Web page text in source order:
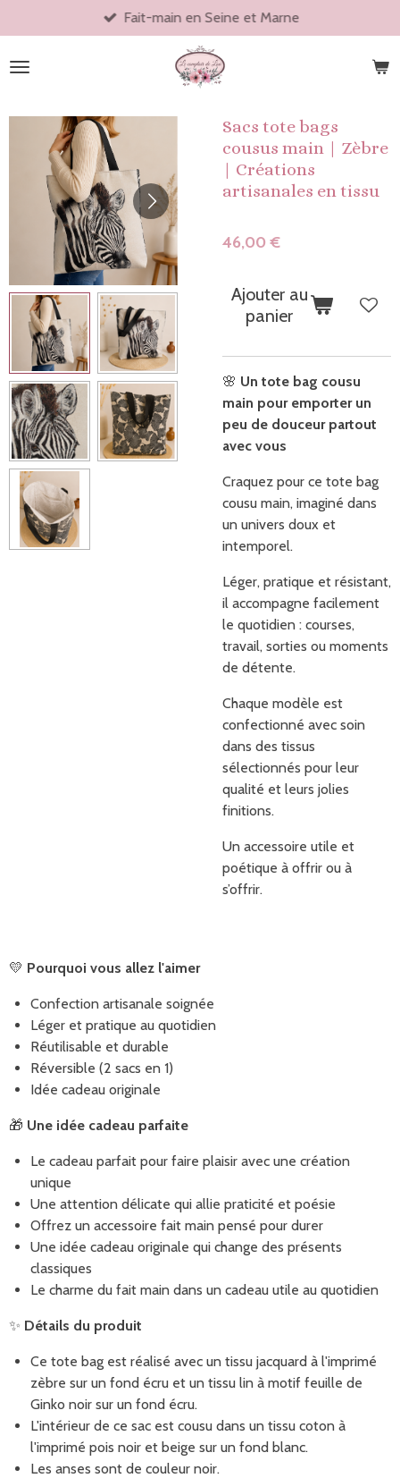
au
contenu
Fait-main en Seine et Marne
Sacs tote bags
cousus main | Zèbre
| Créations
artisanales en tissu
46,00 €
Ajouter au
panier
🌸 Un tote bag cousu
main pour emporter un
peu de douceur partout
avec vous
Craquez pour ce tote bag
cousu main, imaginé dans
un univers doux et
intemporel.
Léger, pratique et résistant,
il accompagne facilement
le quotidien : courses,
travail, sorties ou moments
de détente.
Chaque modèle est
confectionné avec soin
dans des tissus
sélectionnés pour leur
qualité et leurs jolies
finitions.
Un accessoire utile et
poétique à offrir ou à
s’offrir.
💛 Pourquoi vous allez l'aimer
Confection artisanale soignée
Léger et pratique au quotidien
Réutilisable et durable
Réversible (2 sacs en 1)
Idée cadeau originale
🎁 Une idée cadeau parfaite
Le cadeau parfait pour faire plaisir avec une création
unique
Une attention délicate qui allie praticité et poésie
Offrez un accessoire fait main pensé pour durer
Une idée cadeau originale qui change des présents
classiques
Le charme du fait main dans un cadeau utile au quotidien
✨ Détails du produit
Ce tote bag est réalisé avec un tissu jacquard à l'imprimé
zèbre sur un fond écru et un tissu lin à motif feuille de
Ginko noir sur un fond écru.
L'intérieur de ce sac est cousu dans un tissu coton à
l'imprimé pois noir et beige sur un fond blanc.
Les anses sont de couleur noir.